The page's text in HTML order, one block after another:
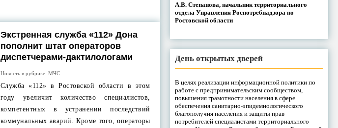
Экстренная служба «112» Дона
пополнит штат операторов
диспетчерами-дактилологами
Новость в рубрике: МЧС
Служба «112» в Ростовской области в этом
году увеличит количество специалистов,
компетентных в устранении последствий
коммунальных аварий. Кроме того, операторы
А.В. Степанова, начальник территориального
отдела Управления Роспотребнадзора по
Ростовской области
День открытых дверей
В целях реализации информационной политики по
работе с предпринимательским сообществом,
повышения грамотности населения в сфере
обеспечения санитарно-эпидемиологического
благополучия населения и защиты прав
потребителей специалистами территориального